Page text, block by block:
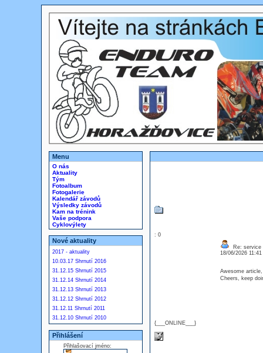
Menu
O nás
Aktuality
Tým
Fotoalbum
Fotogalerie
Kalendář závodů
Výsledky závodů
Kam na trénink
Vaše podpora
Cyklovýlety
Nové aktuality
2017 - aktuality
10.03.17 Shrnutí 2016
31.12.15 Shrnutí 2015
31.12.14 Shrnutí 2014
31.12.13 Shrnutí 2013
31.12.12 Shrnutí 2012
31.12.11 Shrnutí 2011
31.12.10 Shrnutí 2010
Přihlášení
Přihlašovací jméno:
: 0
{___ONLINE___}
Re: service
18/06/2026
Awesome
Cheers, keep